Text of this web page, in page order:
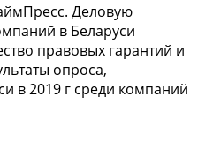
Деловую
в Беларуси
правовых гарантий и
опроса,
в 2019 г среди компаний